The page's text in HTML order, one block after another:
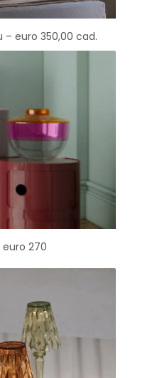
– euro 350,00 cad.
270